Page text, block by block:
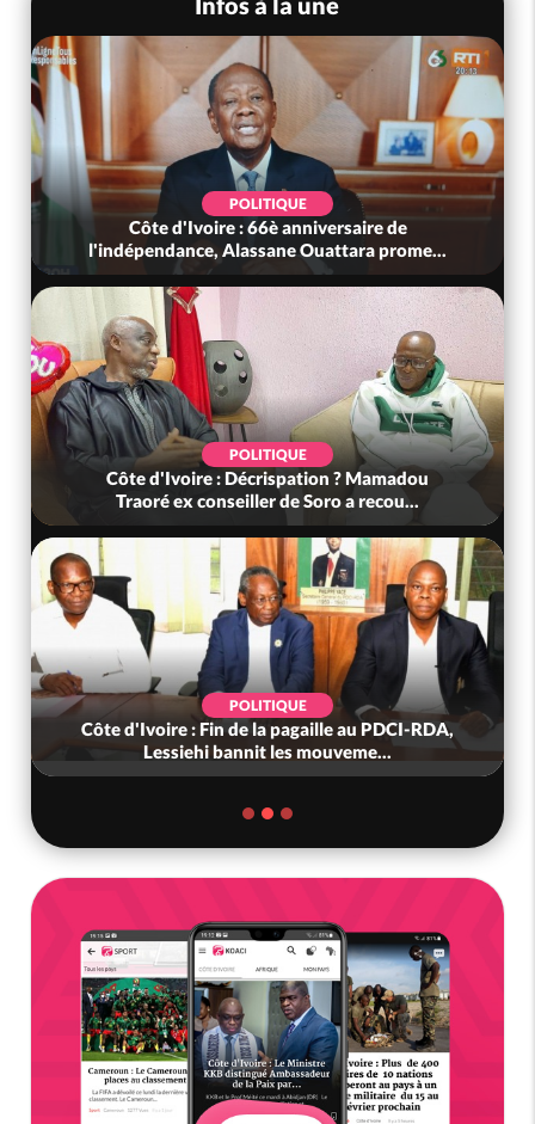
POLITIQUE
Côte d'Ivoire : 66è anniversaire de
l'indépendance, Alassane Ouattara prome...
POLITIQUE
Côte d'Ivoire : Décrispation ? Mamadou
Traoré ex conseiller de Soro a recou...
POLITIQUE
Côte d'Ivoire : Fin de la pagaille au PDCI-RDA,
Lessiehi bannit les mouveme...